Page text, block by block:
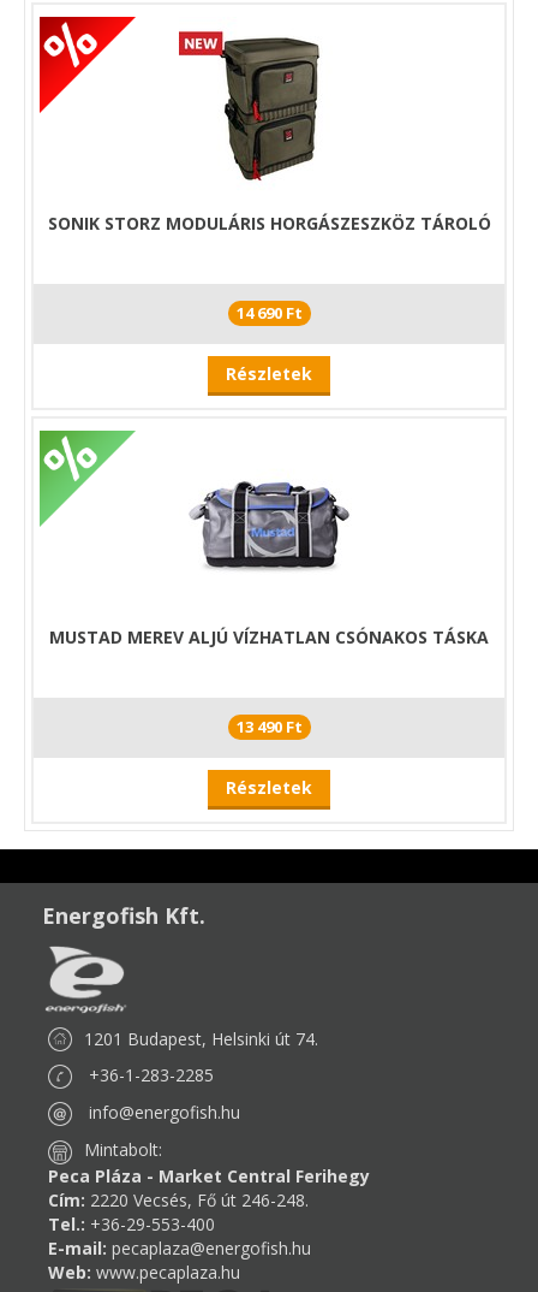
SONIK STORZ MODULÁRIS HORGÁSZESZKÖZ TÁROLÓ
14 690 Ft
Részletek
MUSTAD MEREV ALJÚ VÍZHATLAN CSÓNAKOS TÁSKA
13 490 Ft
Részletek
Energofish Kft.
1201 Budapest, Helsinki út 74.
+36-1-283-2285
info@energofish.hu
Mintabolt:
Peca Pláza - Market Central Ferihegy
Cím: 2220 Vecsés, Fő út 246-248.
Tel.: +36-29-553-400
E-mail: pecaplaza@energofish.hu
Web: www.pecaplaza.hu